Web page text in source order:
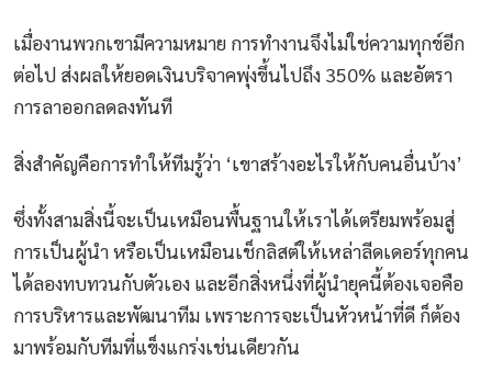
เมื่องานพวกเขามีความหมาย การทำงานจึงไม่ใช่ความทุกข์อีก
ต่อไป ส่งผลให้ยอดเงินบริจาคพุ่งขึ้นไปถึง 350% และอัตรา
การลาออกลดลงทันที
สิ่งสำคัญคือการทำให้ทีมรู้ว่า ‘เขาสร้างอะไรให้กับคนอื่นบ้าง’
ซึ่งทั้งสามสิ่งนี้จะเป็นเหมือนพื้นฐานให้เราได้เตรียมพร้อมสู่
การเป็นผู้นำ หรือเป็นเหมือนเช็กลิสต์ให้เหล่าลีดเดอร์ทุกคน
ได้ลองทบทวนกับตัวเอง และอีกสิ่งหนึ่งที่ผู้นำยุคนี้ต้องเจอคือ
การบริหารและพัฒนาทีม เพราะการจะเป็นหัวหน้าที่ดี ก็ต้อง
มาพร้อมกับทีมที่แข็งแกร่งเช่นเดียวกัน